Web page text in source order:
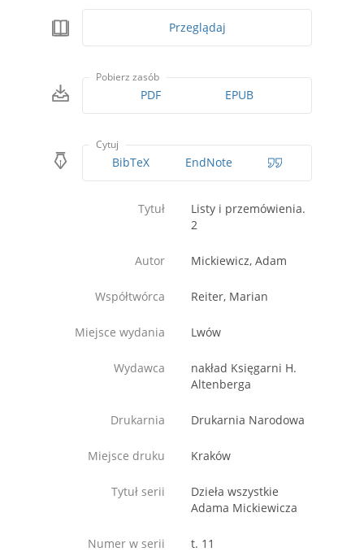
Przeglądaj
Pobierz zasób
PDF EPUB
Cytuj
BibTeX EndNote
Tytuł
Listy i przemówienia.
2
Autor Mickiewicz, Adam
Współtwórca Reiter, Marian
Miejsce wydania Lwów
Wydawca
nakład Księgarni H.
Altenberga
Drukarnia Drukarnia Narodowa
Miejsce druku Kraków
Tytuł serii
Dzieła wszystkie
Adama Mickiewicza
Numer w serii t. 11